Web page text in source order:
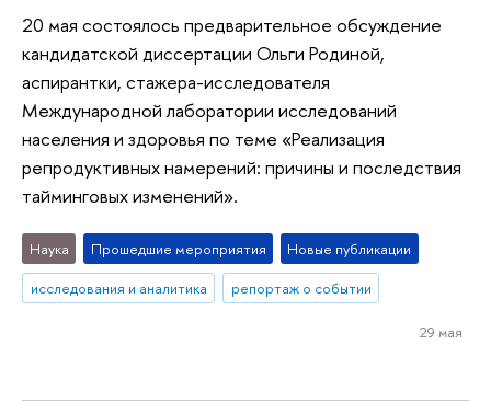
20 мая состоялось предварительное обсуждение
кандидатской диссертации Ольги Родиной,
аспирантки, стажера-исследователя
Международной лаборатории исследований
населения и здоровья по теме «Реализация
репродуктивных намерений: причины и последствия
тайминговых изменений».
Наука Прошедшие мероприятия
Новые публикации
исследования и аналитика
репортаж о событии
29 мая